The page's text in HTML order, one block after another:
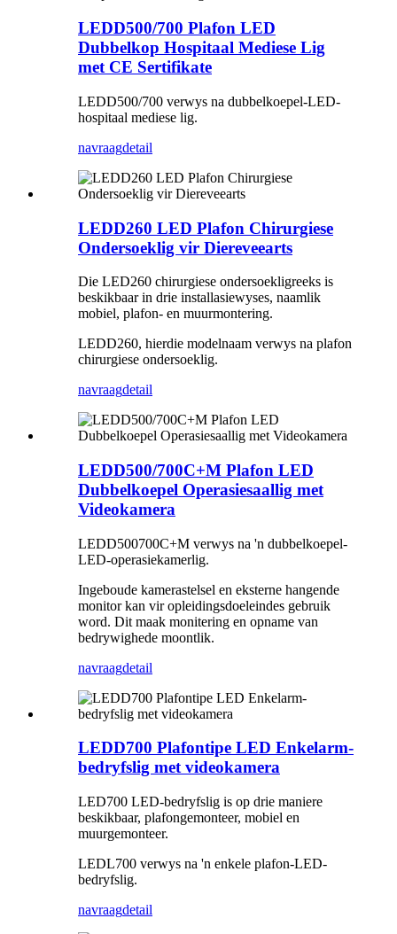
LEDD500/700 Plafon LED
Dubbelkop Hospitaal Mediese Lig
met CE Sertifikate
LEDD500/700 verwys na dubbelkoepel-LED-
hospitaal mediese lig.
navraagdetail
LEDD260 LED Plafon Chirurgiese
Ondersoeklig vir Diereveearts
Die LED260 chirurgiese ondersoekligreeks is
beskikbaar in drie installasiewyses, naamlik
mobiel, plafon- en muurmontering.
LEDD260, hierdie modelnaam verwys na plafon
chirurgiese ondersoeklig.
navraagdetail
LEDD500/700C+M Plafon LED
Dubbelkoepel Operasiesaallig met
Videokamera
LEDD500700C+M verwys na 'n dubbelkoepel-
LED-operasiekamerlig.
Ingeboude kamerastelsel en eksterne hangende
monitor kan vir opleidingsdoeleindes gebruik
word. Dit maak monitering en opname van
bedrywighede moontlik.
navraagdetail
LEDD700 Plafontipe LED Enkelarm-
bedryfslig met videokamera
LED700 LED-bedryfslig is op drie maniere
beskikbaar, plafongemonteer, mobiel en
muurgemonteer.
LEDL700 verwys na 'n enkele plafon-LED-
bedryfslig.
navraagdetail